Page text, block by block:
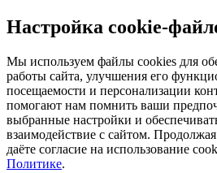
Настройка cookie-
Мы используем файлы cookies для
работы сайта, улучшения его
посещаемости и персонализации
помогают нам помнить ваши
выбранные настройки и
взаимодействие с сайтом.
даёте согласие на использование
Политике.